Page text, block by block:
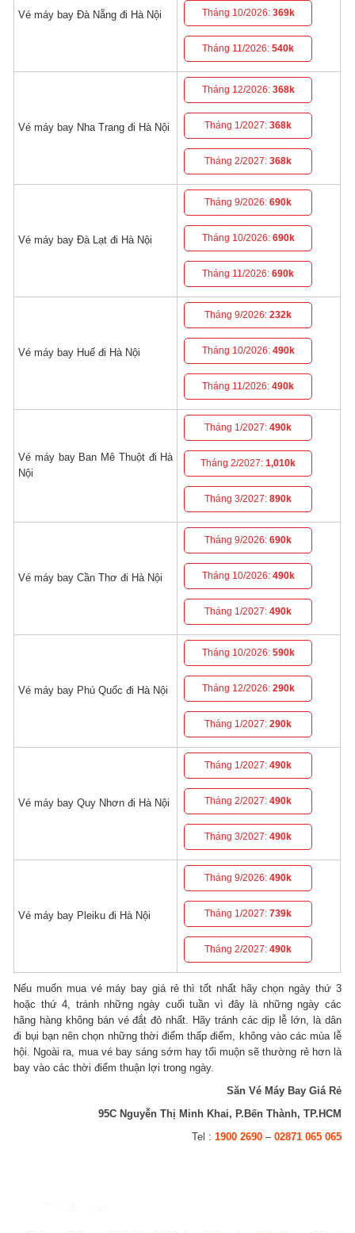
Vé máy bay Đà Nẵng đi Hà Nội Tháng 10/2026: 369k
Tháng 11/2026:540k
Vé máy bay Nha Trang đi Hà Nội
Tháng 12/2026: 368k
Tháng 1/2027:368k
Tháng 2/2027:368k
Vé máy bay Đà Lạt đi Hà Nội
Tháng 9/2026:690k
Tháng 10/2026: 690k
Tháng 11/2026:690k
Vé máy bay Huế đi Hà Nội
Tháng 9/2026:232k
Tháng 10/2026: 490k
Tháng 11/2026:490k
Vé máy bay Ban Mê Thuột đi Hà
Nội
Tháng 1/2027:490k
Tháng 2/2027:1,010k
Tháng 3/2027:890k
Vé máy bay Cần Thơ đi Hà Nội
Tháng 9/2026:690k
Tháng 10/2026: 490k
Tháng 1/2027:490k
Vé máy bay Phú Quốc đi Hà Nội
Tháng 10/2026: 590k
Tháng 12/2026: 290k
Tháng 1/2027:290k
Vé máy bay Quy Nhơn đi Hà Nội
Tháng 1/2027:490k
Tháng 2/2027:490k
Tháng 3/2027:490k
Vé máy bay Pleiku đi Hà Nội
Tháng 9/2026:490k
Tháng 1/2027:739k
Tháng 2/2027:490k
Nếu muốn mua vé máy bay giá rẻ thì tốt nhất hãy chọn ngày thứ 3
hoặc thứ 4, tránh những ngày cuối tuần vì đây là những ngày các
hãng hàng không bán vé đắt đỏ nhất. Hãy tránh các dịp lễ lớn, là dân
đi bụi bạn nên chọn những thời điểm thấp điểm, không vào các mùa lễ
hội. Ngoài ra, mua vé bay sáng sớm hay tối muộn sẽ thường rẻ hơn là
bay vào các thời điểm thuận lợi trong ngày.
Săn Vé Máy Bay Giá Rẻ
95C Nguyễn Thị Minh Khai, P.Bến Thành, TP.HCM
Tel : 1900 2690– 02871 065 065